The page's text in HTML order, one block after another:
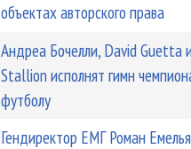
объектах авторского права
Андреа Бочелли, David Guetta
Stallion исполнят гимн
футболу
Гендиректор ЕМГ Роман